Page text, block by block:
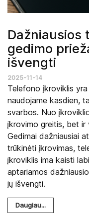
Dažniausios
gedimo
išvengti
2025-11-14
Telefono įkroviklis
naudojame kasdien,
svarbos. Nuo
įkrovimo greitis, bet ir
Gedimai dažniausiai
trūkinėti įkrovimas,
įkroviklis ima kaisti
aptariamos
jų išvengti.
Daugiau...